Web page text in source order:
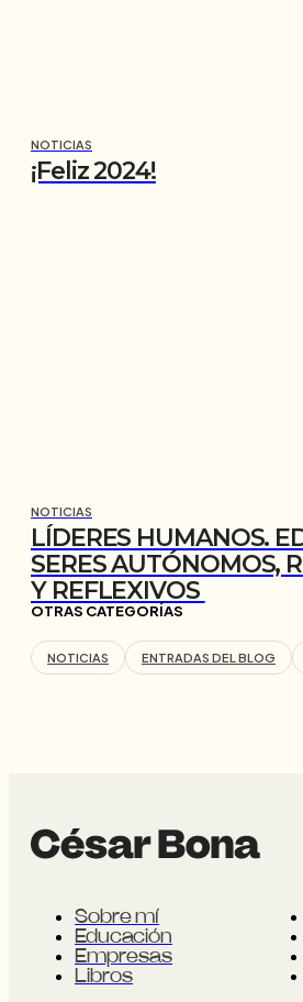
NOTICIAS
¡Feliz 2024!
NOTICIAS
LÍDERES HUMANOS.
SERES AUTÓNOMOS,
Y REFLEXIVOS
OTRAS CATEGORÍAS
NOTICIAS ENTRADAS DEL BLOG
Sobre mí
Educación
Empresas
Libros